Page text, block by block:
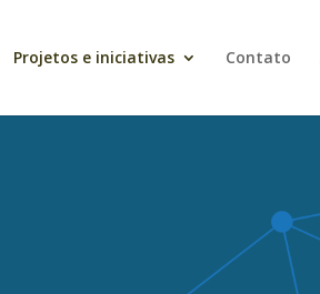
Projetos e iniciativas Contato